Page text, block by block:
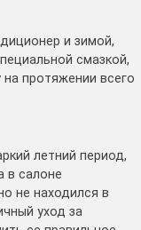
и зимой,
смазкой,
протяжении всего
летний период,
в салоне
не находился в
уход за